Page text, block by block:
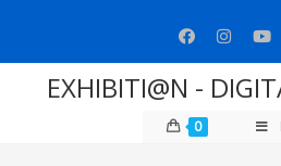
contenuto
EXHIBITI@N -
0